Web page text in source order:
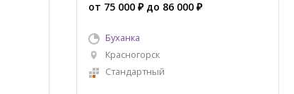
от 75 000 ₽ до 86 000 ₽
Буханка
Красногорск
Стандартный